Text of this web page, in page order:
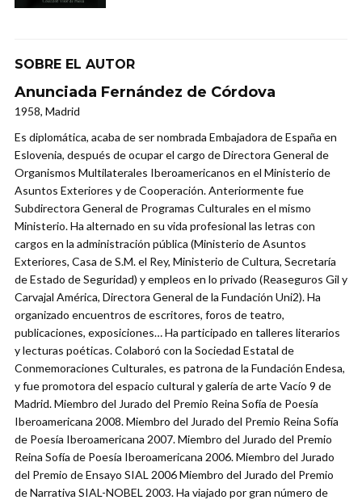
SOBRE EL AUTOR
Anunciada Fernández de Córdova
1958, Madrid
Es diplomática, acaba de ser nombrada Embajadora de España en
Eslovenia, después de ocupar el cargo de Directora General de
Organismos Multilaterales Iberoamericanos en el Ministerio de
Asuntos Exteriores y de Cooperación. Anteriormente fue
Subdirectora General de Programas Culturales en el mismo
Ministerio. Ha alternado en su vida profesional las letras con
cargos en la administración pública (Ministerio de Asuntos
Exteriores, Casa de S.M. el Rey, Ministerio de Cultura, Secretaría
de Estado de Seguridad) y empleos en lo privado (Reaseguros Gil y
Carvajal América, Directora General de la Fundación Uni2). Ha
organizado encuentros de escritores, foros de teatro,
publicaciones, exposiciones… Ha participado en talleres literarios
y lecturas poéticas. Colaboró con la Sociedad Estatal de
Conmemoraciones Culturales, es patrona de la Fundación Endesa,
y fue promotora del espacio cultural y galería de arte Vacío 9 de
Madrid. Miembro del Jurado del Premio Reina Sofía de Poesía
Iberoamericana 2008. Miembro del Jurado del Premio Reina Sofía
de Poesía Iberoamericana 2007. Miembro del Jurado del Premio
Reina Sofía de Poesía Iberoamericana 2006. Miembro del Jurado
del Premio de Ensayo SIAL 2006 Miembro del Jurado del Premio
de Narrativa SIAL-NOBEL 2003. Ha viajado por gran número de